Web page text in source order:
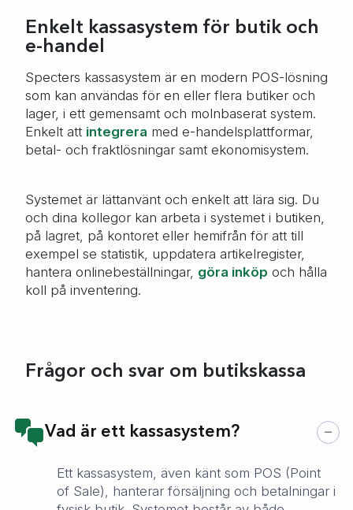
Enkelt kassasystem för butik och
e-handel
Specters kassasystem är en modern POS-lösning
som kan användas för en eller flera butiker och
lager, i ett gemensamt och molnbaserat system.
Enkelt att integrera med e-handelsplattformar,
betal- och fraktlösningar samt ekonomisystem.
Systemet är lättanvänt och enkelt att lära sig. Du
och dina kollegor kan arbeta i systemet i butiken,
på lagret, på kontoret eller hemifrån för att till
exempel se statistik, uppdatera artikelregister,
hantera onlinebeställningar, göra inköp och hålla
koll på inventering.
Frågor och svar om butikskassa
Vad är ett kassasystem?
Ett kassasystem, även känt som POS (Point
of Sale), hanterar försäljning och betalningar i